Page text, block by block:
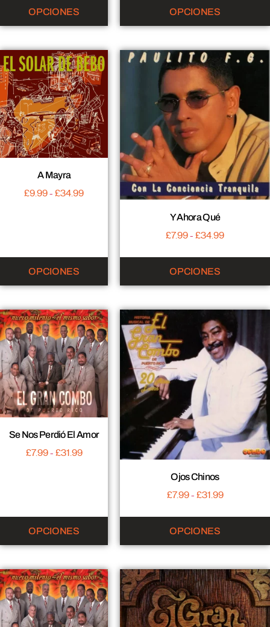
OPCIONES OPCIONES
A Mayra
£9.99- £34.99
OPCIONES
Y Ahora Qué
£7.99- £34.99
OPCIONES
Se Nos Perdió El Amor
£7.99- £31.99
OPCIONES
Ojos Chinos
£7.99- £31.99
OPCIONES